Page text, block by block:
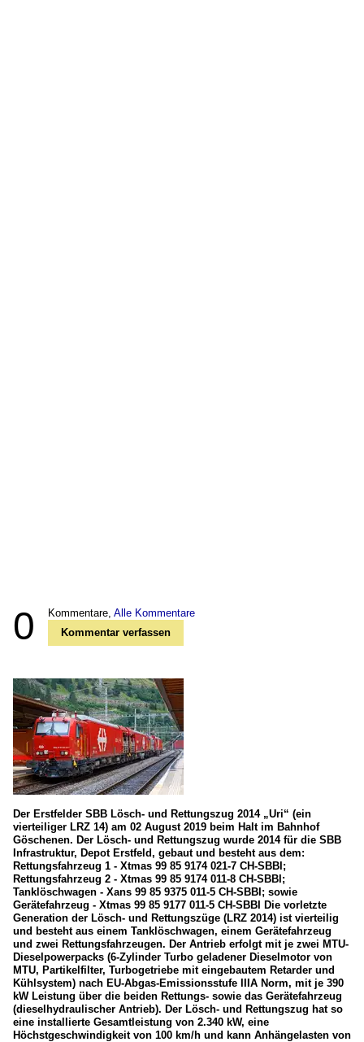
0 Kommentare, Alle Kommentare
Kommentar verfassen
Der Erstfelder SBB Lösch- und Rettungszug 2014 „Uri“ (ein
vierteiliger LRZ 14) am 02 August 2019 beim Halt im Bahnhof
Göschenen. Der Lösch- und Rettungszug wurde 2014 für die SBB
Infrastruktur, Depot Erstfeld, gebaut und besteht aus dem:
Rettungsfahrzeug 1 - Xtmas 99 85 9174 021-7 CH-SBBI;
Rettungsfahrzeug 2 - Xtmas 99 85 9174 011-8 CH-SBBI;
Tanklöschwagen - Xans 99 85 9375 011-5 CH-SBBI; sowie
Gerätefahrzeug - Xtmas 99 85 9177 011-5 CH-SBBI Die vorletzte
Generation der Lösch- und Rettungszüge (LRZ 2014) ist vierteilig
und besteht aus einem Tanklöschwagen, einem Gerätefahrzeug
und zwei Rettungsfahrzeugen. Der Antrieb erfolgt mit je zwei MTU-
Dieselpowerpacks (6-Zylinder Turbo geladener Dieselmotor von
MTU, Partikelfilter, Turbogetriebe mit eingebautem Retarder und
Kühlsystem) nach EU-Abgas-Emissionsstufe IIIA Norm, mit je 390
kW Leistung über die beiden Rettungs- sowie das Gerätefahrzeug
(dieselhydraulischer Antrieb). Der Lösch- und Rettungszug hat so
eine installierte Gesamtleistung von 2.340 kW, eine
Höchstgeschwindigkeit von 100 km/h und kann Anhängelasten von